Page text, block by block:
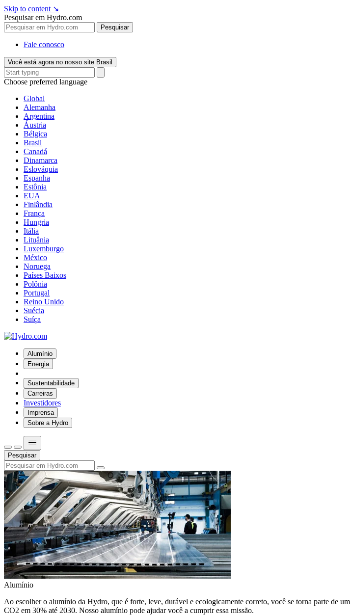
Skip to content ↘
Pesquisar em Hydro.com
Pesquisar
Fale conosco
Você está agora no nosso site Brasil
Choose preferred language
Global
Alemanha
Argentina
Áustria
Bélgica
Brasil
Canadá
Dinamarca
Eslováquia
Espanha
Estônia
EUA
Finlândia
França
Hungria
Itália
Lituânia
Luxemburgo
México
Noruega
Países Baixos
Polônia
Portugal
Reino Unido
Suécia
Suíça
Alumínio
Energia
Sustentabilidade
Carreiras
Investidores
Imprensa
Sobre a Hydro
Pesquisar
Alumínio
Ao escolher o alumínio da Hydro, que é forte, leve, durável e ecologicamente correto, você se torna parte de
CO2 em 30% até 2030. Nosso alumínio pode ajudar você a cumprir essa missão.